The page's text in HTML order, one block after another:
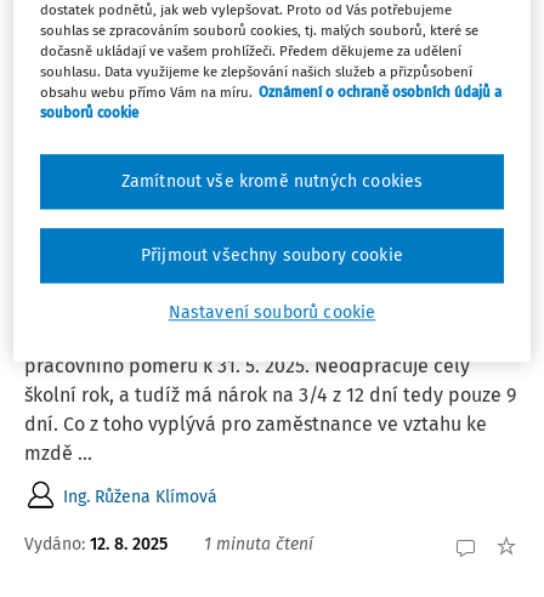
přiblížil průměru ekonomicky vyspělých zemí OECD a
EU. Od té doby však relativní platy učitelů klesají, a to
navzdory nové zákonné garanci. Na ...
doc. Ing. Daniel Münich Ph.D.
Vydáno:22. 8. 2025 8 minut čtení
Přečerpání 12 dní studijního volna
Ke dni 31. 3. 2025 má pedagog vyčerpáno 12 dní
pracovního poměru k 31. 5. 2025. Neodpracuje celý
školní rok, a tudíž má nárok na 3/4 z 12 dní tedy pouze 9
dní. Co z toho vyplývá pro zaměstnance ve vztahu ke
mzdě ...
Ing. Růžena Klímová
Vydáno: 12. 8. 2025 1 minuta čtení
dostatek podnětů, jak web vylepšovat. Proto od Vás potřebujeme
souhlas se zpracováním souborů cookies, tj. malých souborů, které se
dočasně ukládají ve vašem prohlížeči. Předem děkujeme za udělení
souhlasu. Data využijeme ke zlepšování našich služeb a přizpůsobení
obsahu webu přímo Vám na míru. Oznámení o ochraně osobních údajů a
souborů cookie
Nastavení souborů cookie
Zamítnout vše kromě nutných cookies
Přijmout všechny soubory cookie